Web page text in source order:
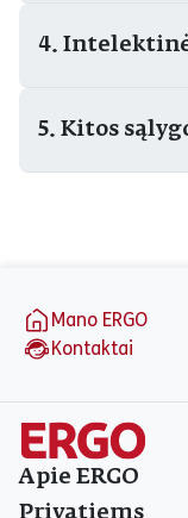
4.
5. Kitos
Mano ERGO
Kontaktai
Apie ERGO
Privatiems